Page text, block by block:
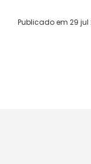
Publicado em 29 jul